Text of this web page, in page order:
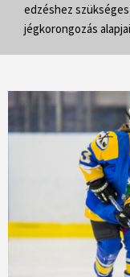
edzéshez
jégkorongozás